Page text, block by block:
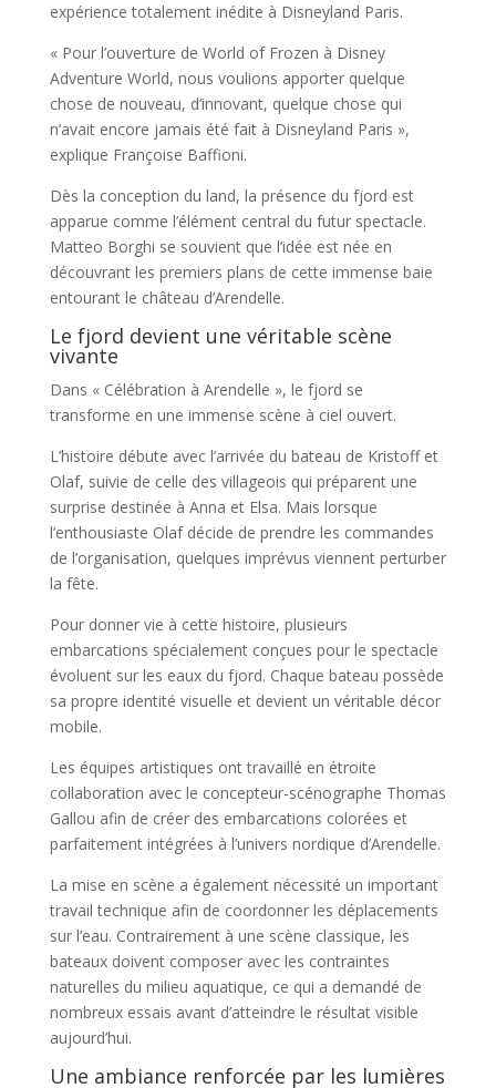
expérience totalement inédite à Disneyland Paris.
« Pour l’ouverture de World of Frozen à Disney
Adventure World, nous voulions apporter quelque
chose de nouveau, d’innovant, quelque chose qui
n’avait encore jamais été fait à Disneyland Paris »,
explique Françoise Baffioni.
Dès la conception du land, la présence du fjord est
apparue comme l’élément central du futur spectacle.
Matteo Borghi se souvient que l’idée est née en
découvrant les premiers plans de cette immense baie
entourant le château d’Arendelle.
Le fjord devient une véritable scène
vivante
Dans « Célébration à Arendelle », le fjord se
transforme en une immense scène à ciel ouvert.
L’histoire débute avec l’arrivée du bateau de Kristoff et
Olaf, suivie de celle des villageois qui préparent une
surprise destinée à Anna et Elsa. Mais lorsque
l’enthousiaste Olaf décide de prendre les commandes
de l’organisation, quelques imprévus viennent perturber
la fête.
Pour donner vie à cette histoire, plusieurs
embarcations spécialement conçues pour le spectacle
évoluent sur les eaux du fjord. Chaque bateau possède
sa propre identité visuelle et devient un véritable décor
mobile.
Les équipes artistiques ont travaillé en étroite
collaboration avec le concepteur-scénographe Thomas
Gallou afin de créer des embarcations colorées et
parfaitement intégrées à l’univers nordique d’Arendelle.
La mise en scène a également nécessité un important
travail technique afin de coordonner les déplacements
sur l’eau. Contrairement à une scène classique, les
bateaux doivent composer avec les contraintes
naturelles du milieu aquatique, ce qui a demandé de
nombreux essais avant d’atteindre le résultat visible
aujourd’hui.
Une ambiance renforcée par les lumières